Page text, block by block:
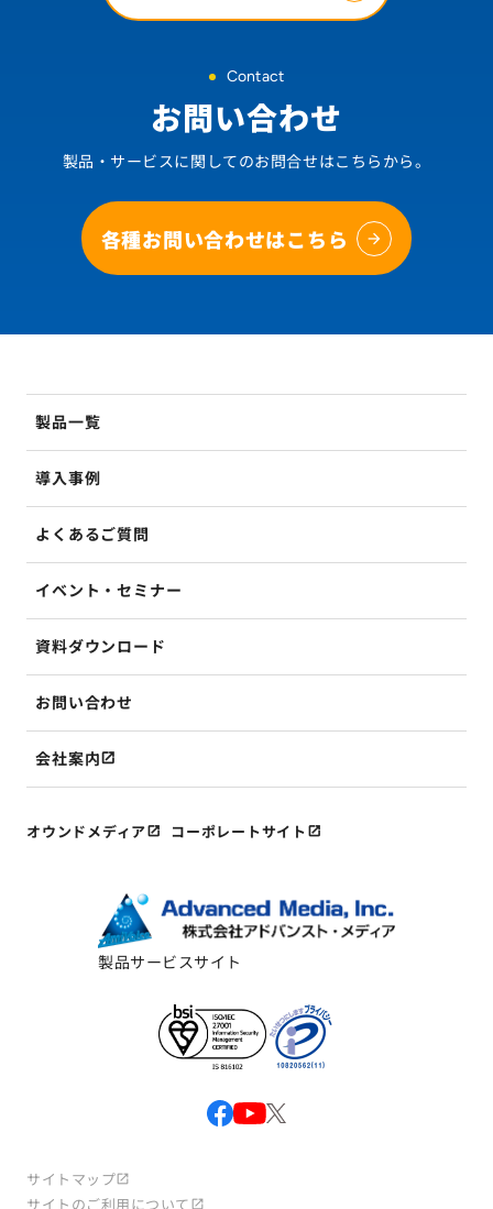
Contact
お問い合わせ
製品・サービスに関してのお問合せはこちらから。
各種お問い合わせはこちら
製品サービスサイト
製品一覧
導入事例
よくあるご質問
イベント・セミナー
資料ダウンロード
お問い合わせ
会社案内
オウンドメディア コーポレートサイト
サイトマップ
サイトのご利用について